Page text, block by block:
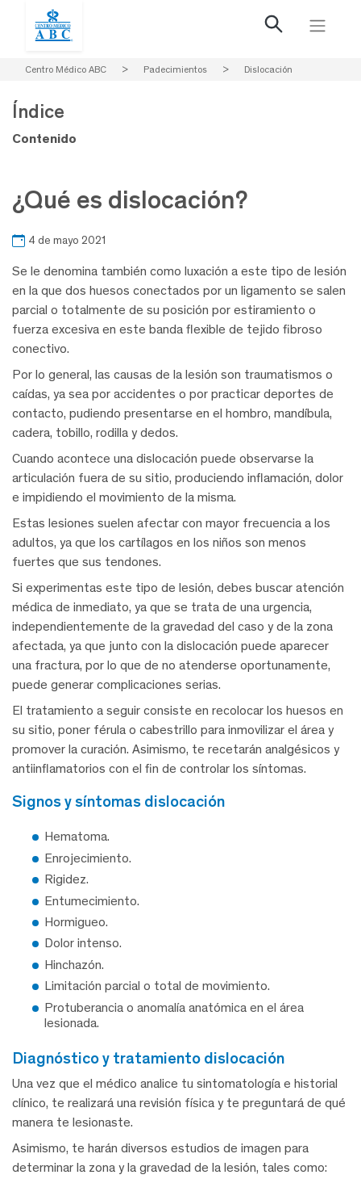
Centro Médico ABC > Padecimientos > Dislocación
¿Qué es dislocación?
4 de mayo 2021
Se le denomina también como luxación a este tipo de lesión
en la que dos huesos conectados por un ligamento se salen
parcial o totalmente de su posición por estiramiento o
fuerza excesiva en este banda flexible de tejido fibroso
conectivo.
Por lo general, las causas de la lesión son traumatismos o
caídas, ya sea por accidentes o por practicar deportes de
contacto, pudiendo presentarse en el hombro, mandíbula,
cadera, tobillo, rodilla y dedos.
Cuando acontece una dislocación puede observarse la
articulación fuera de su sitio, produciendo inflamación, dolor
e impidiendo el movimiento de la misma.
Estas lesiones suelen afectar con mayor frecuencia a los
adultos, ya que los cartílagos en los niños son menos
fuertes que sus tendones.
Si experimentas este tipo de lesión, debes buscar atención
médica de inmediato, ya que se trata de una urgencia,
independientemente de la gravedad del caso y de la zona
afectada, ya que junto con la dislocación puede aparecer
una fractura, por lo que de no atenderse oportunamente,
puede generar complicaciones serias.
El tratamiento a seguir consiste en recolocar los huesos en
su sitio, poner férula o cabestrillo para inmovilizar el área y
promover la curación. Asimismo, te recetarán analgésicos y
antiinflamatorios con el fin de controlar los síntomas.
signos y síntomas dislocación
Hematoma.
Enrojecimiento.
Rigidez.
Entumecimiento.
Hormigueo.
Dolor intenso.
Hinchazón.
Limitación parcial o total de movimiento.
Protuberancia o anomalía anatómica en el área
lesionada.
diagnóstico y tratamiento dislocación
Una vez que el médico analice tu sintomatología e historial
clínico, te realizará una revisión física y te preguntará de qué
manera te lesionaste.
Asimismo, te harán diversos estudios de imagen para
determinar la zona y la gravedad de la lesión, tales como:
Índice
Contenido